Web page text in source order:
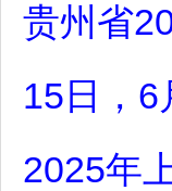
贵州省
15日，6
2025年